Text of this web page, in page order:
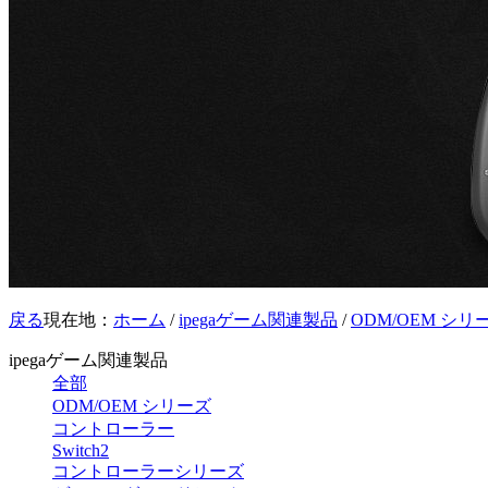
戻る現在地： ホーム /ipegaゲーム関連製品 /ODM/OEM シリ
ipegaゲーム関連製品
全部
ODM/OEM シリーズ
コントローラー
Switch2
コントローラーシリーズ